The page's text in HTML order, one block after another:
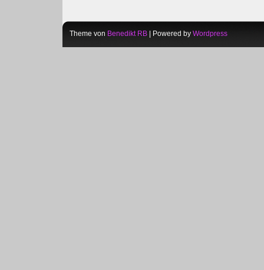
Theme von Benedikt RB | Powered by Wordpress